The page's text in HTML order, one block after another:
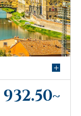
932.50~